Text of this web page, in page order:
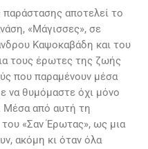
αποτελεί το
«Μάγισσες», σε
Καψοκαβάδη και του
τους έρωτες της ζωής
που παραμένουν μέσα
να θυμόμαστε όχι μόνο
Μέσα από αυτή τη
του «Σαν Έρωτας», ως μια
ακόμη κι όταν όλα